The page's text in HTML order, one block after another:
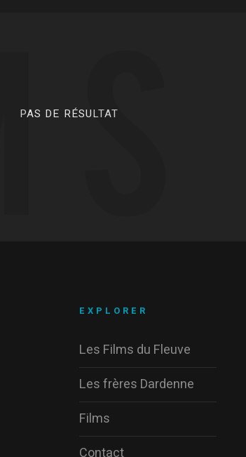
PAS DE RÉSULTAT
EXPLORER
Les Films du Fleuve
Les frères Dardenne
Films
Contact